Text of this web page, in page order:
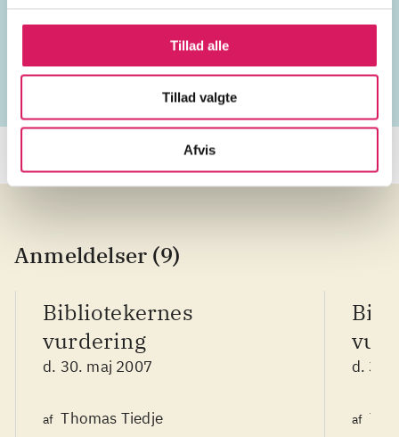
Tillad alle
Tillad valgte
Afvis
vokal
rap USA 2000'erne
Anmeldelser (9)
Bibliotekernes
vurdering
d. 30. maj 2007
af Thomas Tiedje
d. 30.
af